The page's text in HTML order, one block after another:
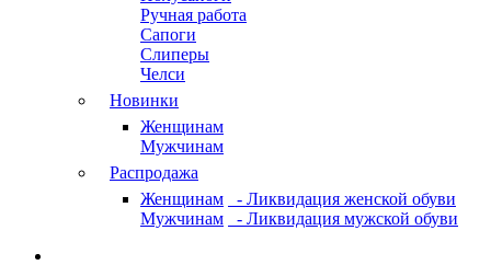
Ручная работа
Сапоги
Слиперы
Челси
Новинки
Женщинам
Мужчинам
Распродажа
Женщинам
- Ликвидация женской обуви
Мужчинам
- Ликвидация мужской обуви